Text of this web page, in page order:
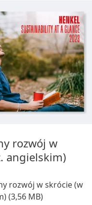
rozwój w
angielskim)
rozwój w skrócie(w
(3,56 MB)